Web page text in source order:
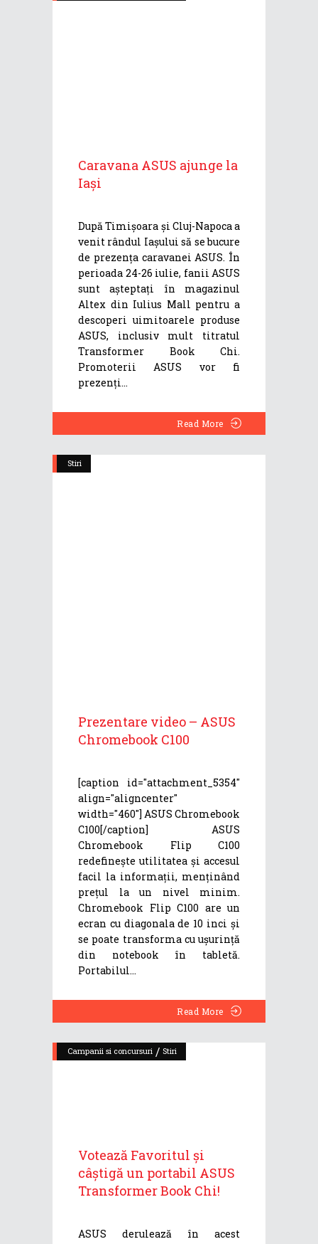
Caravana ASUS ajunge la
Iași
După Timișoara și Cluj-Napoca a
venit rândul Iașului să se bucure
de prezența caravanei ASUS. În
perioada 24-26 iulie, fanii ASUS
sunt așteptați în magazinul
Altex din Iulius Mall pentru a
descoperi uimitoarele produse
ASUS, inclusiv mult titratul
Transformer Book Chi.
Promoterii ASUS vor fi
prezenți
Read More
Stiri
Prezentare video – ASUS
Chromebook C100
[caption id="attachment_5354"
align="aligncenter"
width="460"] ASUS Chromebook
C100[/caption] ASUS
Chromebook Flip C100
redefinește utilitatea și accesul
facil la informații, menținând
prețul la un nivel minim.
Chromebook Flip C100 are un
ecran cu diagonala de 10 inci și
se poate transforma cu ușurință
din notebook în tabletă.
Portabilul
Read More
Campanii si concursuri / Stiri
Votează Favoritul și
câștigă un portabil ASUS
Transformer Book Chi!
ASUS derulează în acest